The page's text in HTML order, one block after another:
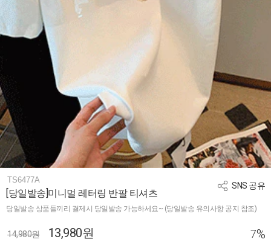
SNS 공유
TS6477A
[당일발송]미니멀 레터링 반팔 티셔츠
당일발송 상품들끼리 결제시 당일발송 가능하세요~ (당일발송 유의사항 공지 참조)
14,980원 13,980원 7%